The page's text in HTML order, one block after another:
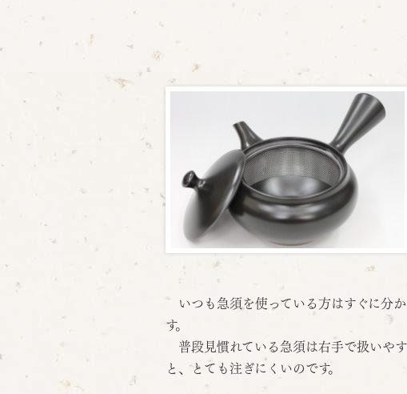
いつも急須を使っている方はすぐに分か
す。
普段見慣れている急須は右手で扱いや
と、とても注ぎにくいのです。